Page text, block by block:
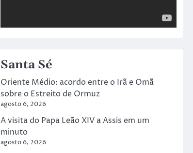
Santa Sé
Oriente Médio: acordo entre o Irã e Omã
sobre o Estreito de Ormuz
agosto 6, 2026
A visita do Papa Leão XIV a Assis em um
minuto
agosto 6, 2026